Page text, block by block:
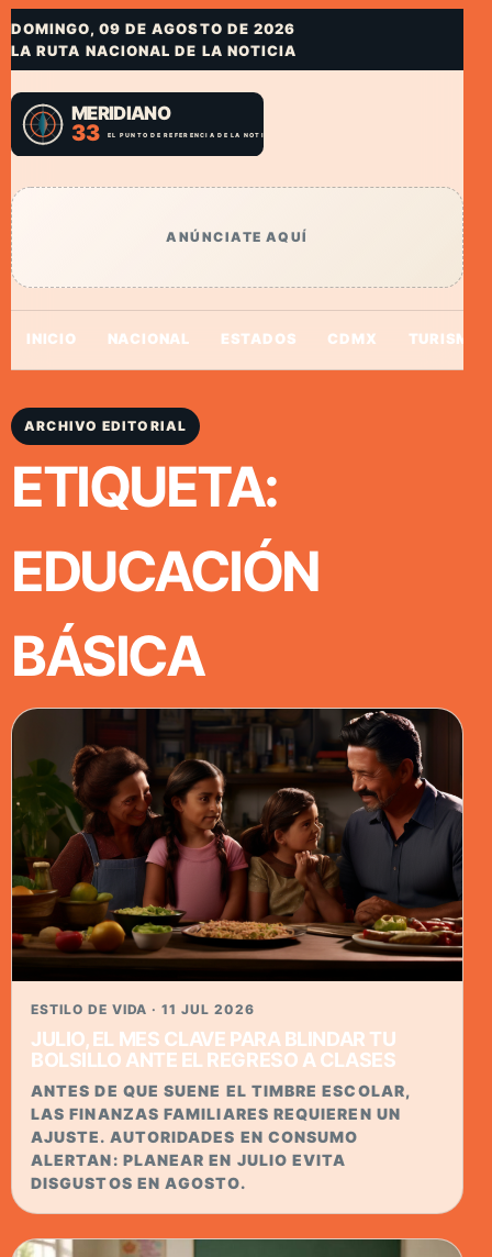
DOMINGO, 09 DE AGOSTO DE 2026
LA RUTA NACIONAL DE LA NOTICIA
ANÚNCIATE AQUÍ
INICIO NACIONAL ESTADOS CDMX TURISMO
ARCHIVO EDITORIAL
ETIQUETA:
EDUCACIÓN
BÁSICA
ESTILO DE VIDA · 11 JUL 2026
JULIO, EL MES CLAVE PARA BLINDAR TU
BOLSILLO ANTE EL REGRESO A CLASES
ANTES DE QUE SUENE EL TIMBRE ESCOLAR,
LAS FINANZAS FAMILIARES REQUIEREN UN
AJUSTE. AUTORIDADES EN CONSUMO
ALERTAN: PLANEAR EN JULIO EVITA
DISGUSTOS EN AGOSTO.